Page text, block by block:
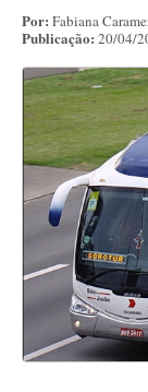
Por: Fabiana
Publicação: 20/04/